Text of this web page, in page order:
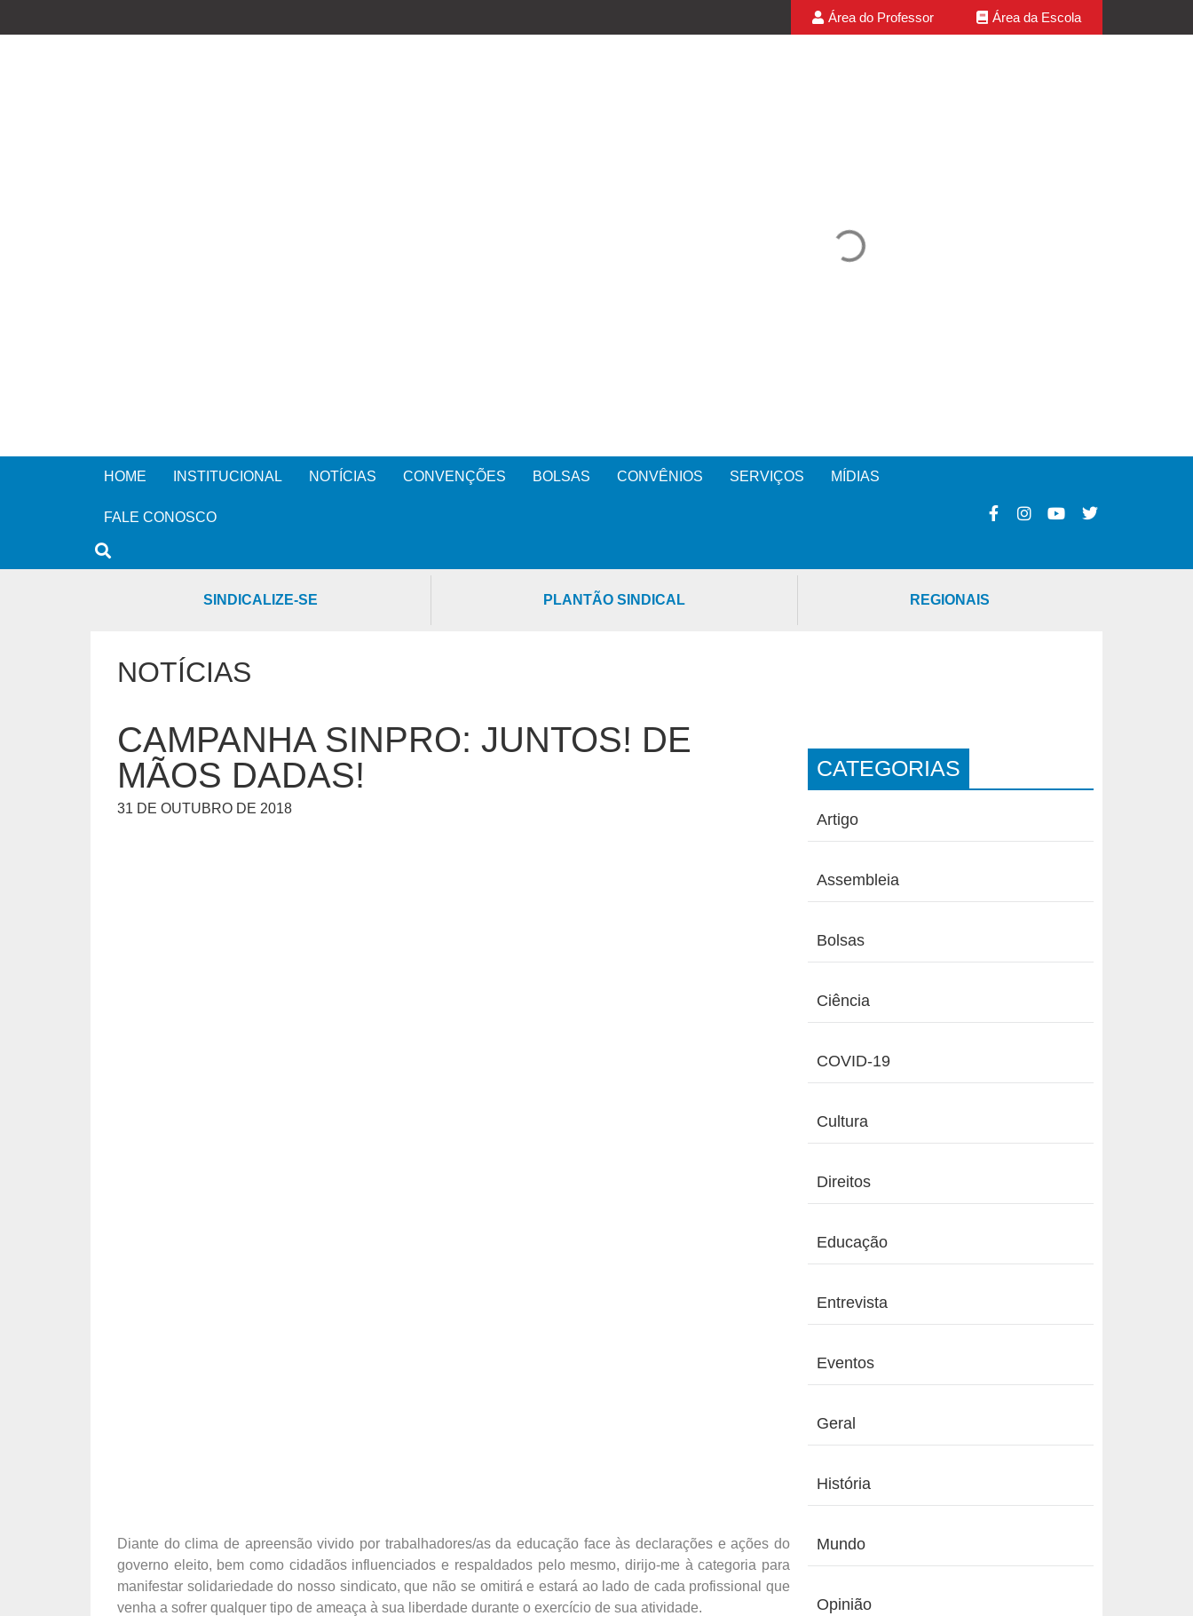
Área do Professor Área da Escola
HOME INSTITUCIONAL NOTÍCIAS CONVENÇÕES BOLSAS CONVÊNIOS SERVIÇOS MÍDIAS
FALE CONOSCO
SINDICALIZE-SE PLANTÃO SINDICAL REGIONAIS
NOTÍCIAS
CAMPANHA SINPRO: JUNTOS! DE
MÃOS DADAS!
31 DE OUTUBRO DE 2018
Diante do clima de apreensão vivido por trabalhadores/as da educação face às declarações e ações do
governo eleito, bem como cidadãos influenciados e respaldados pelo mesmo, dirijo-me à categoria para
manifestar solidariedade do nosso sindicato, que não se omitirá e estará ao lado de cada profissional que
venha a sofrer qualquer tipo de ameaça à sua liberdade durante o exercício de sua atividade.
CATEGORIAS
Artigo
Assembleia
Bolsas
Ciência
COVID-19
Cultura
Direitos
Educação
Entrevista
Eventos
Geral
História
Mundo
Opinião